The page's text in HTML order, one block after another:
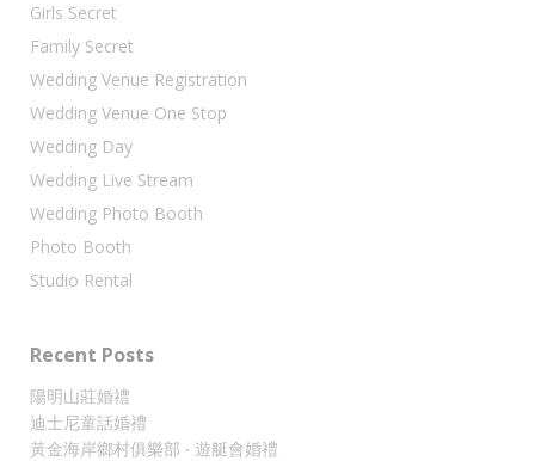
Girls Secret
Family Secret
Wedding Venue Registration
Wedding Venue One Stop
Wedding Day
Wedding Live Stream
Wedding Photo Booth
Photo Booth
Studio Rental
Recent Posts
陽明山莊婚禮
迪士尼童話婚禮
黃金海岸鄉村俱樂部 ‧ 遊艇會婚禮